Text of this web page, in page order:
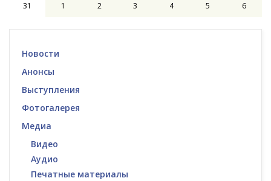
31 1 2 3 4 5 6
Новости
Анонсы
Выступления
Фотогалерея
Медиа
Видео
Аудио
Печатные материалы